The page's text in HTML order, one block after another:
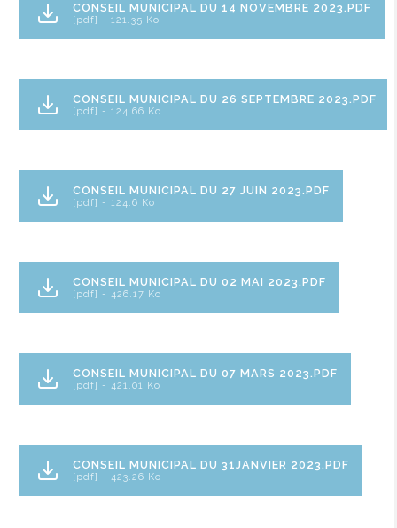
CONSEIL MUNICIPAL DU 14 NOVEMBRE 2023.PDF
[pdf] - 121.35 Ko
CONSEIL MUNICIPAL DU 26 SEPTEMBRE 2023.PDF
[pdf] - 124.66 Ko
CONSEIL MUNICIPAL DU 27 JUIN 2023.PDF
[pdf] - 124.6 Ko
CONSEIL MUNICIPAL DU 02 MAI 2023.PDF
[pdf] - 426.17 Ko
CONSEIL MUNICIPAL DU 07 MARS 2023.PDF
[pdf] - 421.01 Ko
CONSEIL MUNICIPAL DU 31JANVIER 2023.PDF
[pdf] - 423.26 Ko